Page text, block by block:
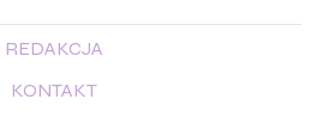
REDAKCJA
KONTAKT